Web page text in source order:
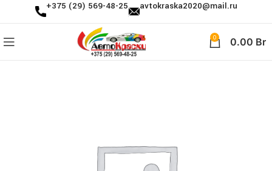
+375 (29) 569-48-25 avtokraska2020@mail.ru
0 0.00 Br